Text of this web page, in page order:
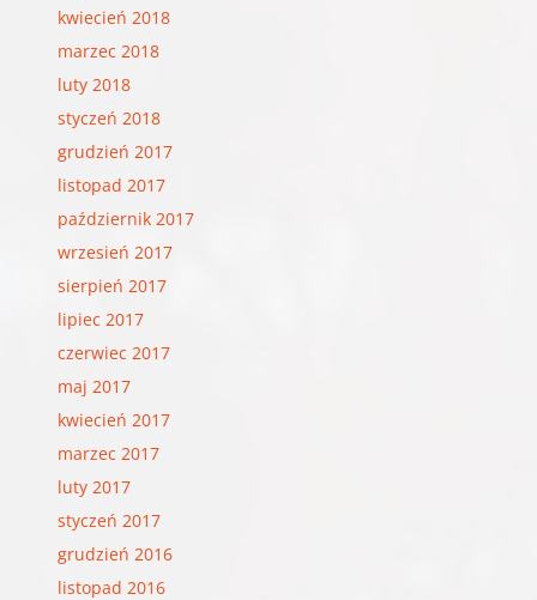
kwiecień 2018
marzec 2018
luty 2018
styczeń 2018
grudzień 2017
listopad 2017
październik 2017
wrzesień 2017
sierpień 2017
lipiec 2017
czerwiec 2017
maj 2017
kwiecień 2017
marzec 2017
luty 2017
styczeń 2017
grudzień 2016
listopad 2016